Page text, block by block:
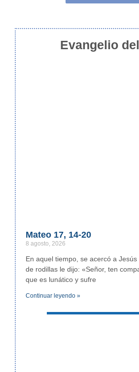
Evangelio
Mateo 17, 14-20
8 agosto, 2026
En aquel tiempo, se acercó a Jesús
de rodillas le dijo: «Señor, ten
que es lunático y sufre
Continuar leyendo »